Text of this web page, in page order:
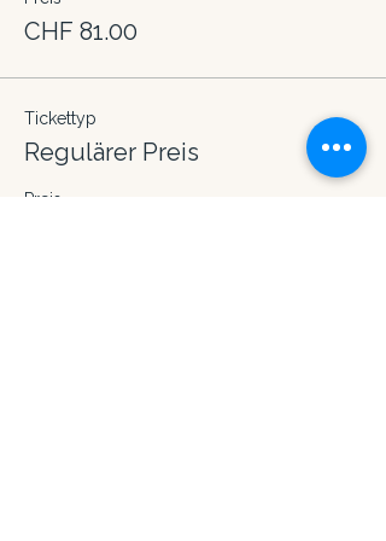
CHF 81.00
Tickettyp
Regulärer Preis
Preis